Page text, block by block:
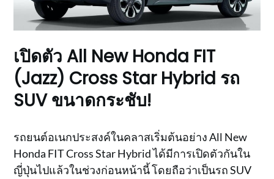
เปิดตัว All New Honda FIT
(Jazz) Cross Star Hybrid รถ
SUV ขนาดกระชับ!
รถยนต์อเนกประสงค์ในคลาสเริ่มต้นอย่าง All New
Honda FIT Cross Star Hybrid ได้มีการเปิดตัวกันใน
ญี่ปุ่นไปแล้วในช่วงก่อนหน้านี้ โดยถือว่าเป็นรถ SUV